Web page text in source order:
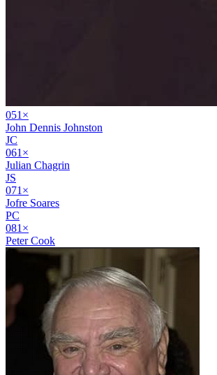
051 ×
John Dennis Johnston
JC
061 ×
Julian Chagrin
JS
071 ×
Jofre Soares
PC
081 ×
Peter Cook